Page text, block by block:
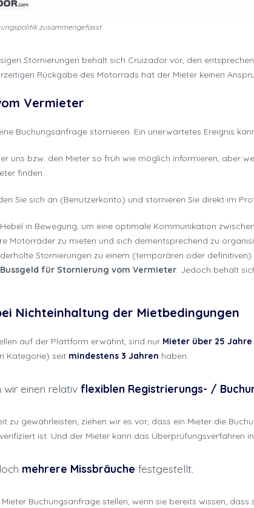
zusammengefasst
Stornierungen behalt sich Cruizador vor, den
Rückgabe des Motorrads hat der Mieter keinen
Vermieter
Buchungsanfrage stornieren. Ein unerwartetes Ereignis
uns bzw. den Mieter so früh wie möglich informieren, aber
finden.
Sie sich an (Benutzerkonto) und stornieren Sie direkt im
in Bewegung, um eine optimale Kommunikation
Motorräder zu mieten und sich dementsprechend zu
Stornierungen zu einem (temporären oder
für Stornierung vom Vermieter. Jedoch behalt
Nichteinhaltung der Mietbedingungen
auf der Plattform erwähnt, sind nur Mieter über 25 Jahre
Kategorie) seit mindestens 3 Jahren haben.
wir einen relativ flexiblen Registrierungs- /
zu gewährleisten, ziehen wir es vor, dass ein Mieter die
ist. Und der Mieter kann das Überprüfungsverfahren
mehrere Missbräuche festgestellt.
Buchungsanfrage stellen, wenn sie bereits wissen, dass